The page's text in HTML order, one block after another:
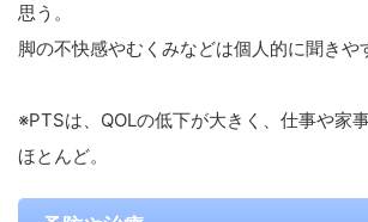
思う。
脚の不快感やむくみなどは個人的に聞きや
※PTSは、QOLの低下が大きく、仕事や家
ほとんど。